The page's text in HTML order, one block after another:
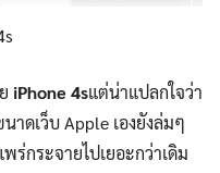
iPhone 4sแต่น่าแปลกใจว่า
ดเว็บ Apple เองยังล่มๆ
ร่กระจายไปเยอะกว่าเดิม